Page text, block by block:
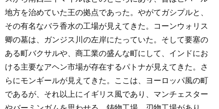
地方を治めていた王の拠点であった。やがてガシプルと、
その有名なバラ香水の工場が見えてきた。コーンウォリス
卿の墓は、ガンジス川の左岸にたっていた。そして要塞の
ある町バクサルや、商工業の盛んな町にして、インドにお
ける主要なアヘン市場が存在するパトナが見えてきた。さ
らにモンギールが見えてきた。ここは、ヨーロッパ風の町
であるが、それ以上にイギリス風であり、マンチェスター